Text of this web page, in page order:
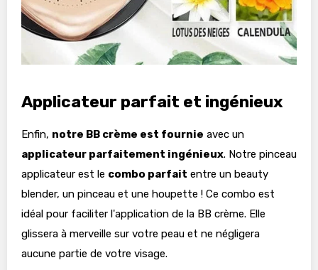
Applicateur parfait et ingénieux
Enfin, notre BB crème est fournie avec un
applicateur parfaitement ingénieux. Notre pinceau
applicateur est le combo parfait entre un beauty
blender, un pinceau et une houpette ! Ce combo est
idéal pour faciliter l'application de la BB crème. Elle
glissera à merveille sur votre peau et ne négligera
aucune partie de votre visage.